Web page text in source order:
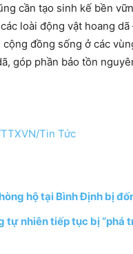
cần tạo sinh kế bền
loài động vật hoang
đồng sống ở các
góp phần bảo tồn
Tin Tức
hộ tại Bình Định bị
tự nhiên tiếp tục bị “phá